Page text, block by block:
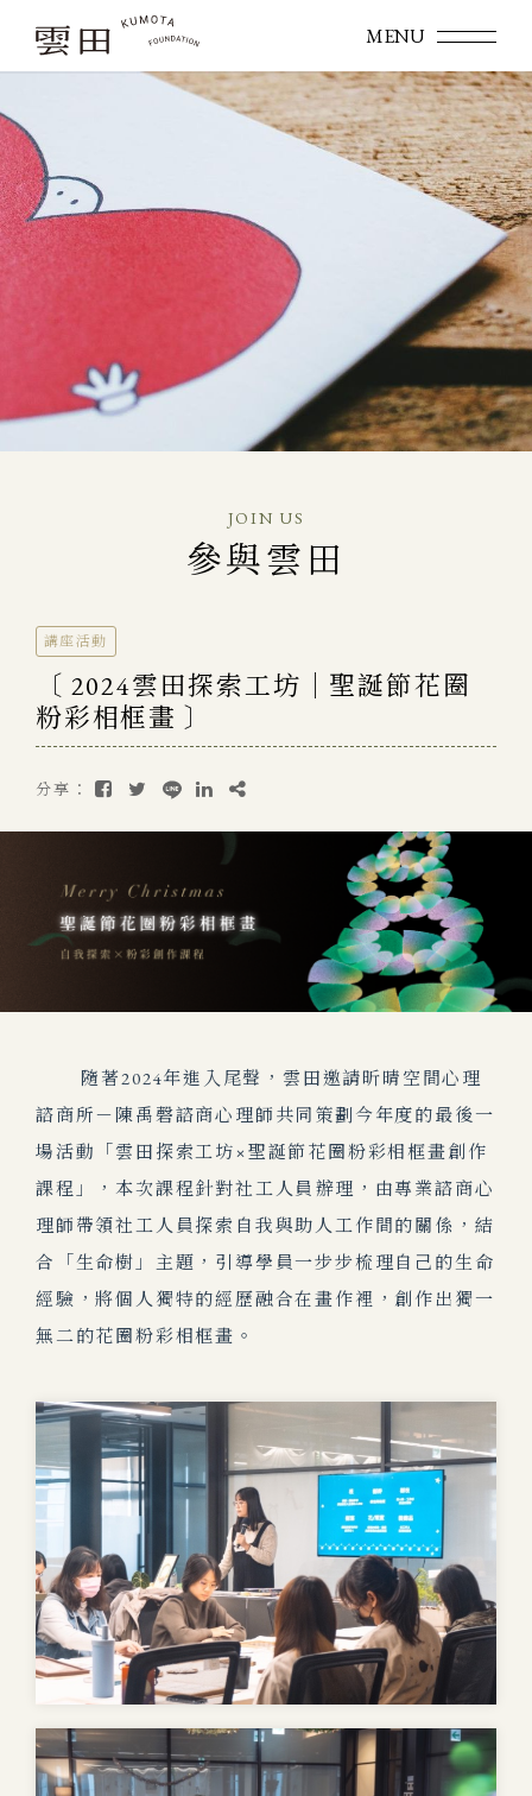
JOIN US
參與雲田
講座活動
〔 2024雲田探索工坊｜聖誕節花圈
粉彩相框畫 〕
分享：
隨著2024年進入尾聲，雲田邀請昕晴空間心理
諮商所－陳禹磬諮商心理師共同策劃今年度的最後一
場活動「雲田探索工坊×聖誕節花圈粉彩相框畫創作
課程」，本次課程針對社工人員辦理，由專業諮商心
理師帶領社工人員探索自我與助人工作間的關係，結
合「生命樹」主題，引導學員一步步梳理自己的生命
經驗，將個人獨特的經歷融合在畫作裡，創作出獨一
無二的花圈粉彩相框畫。